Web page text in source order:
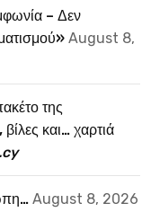
– Δεν
August 8,
της
και… χαρτιά
August 8, 2026